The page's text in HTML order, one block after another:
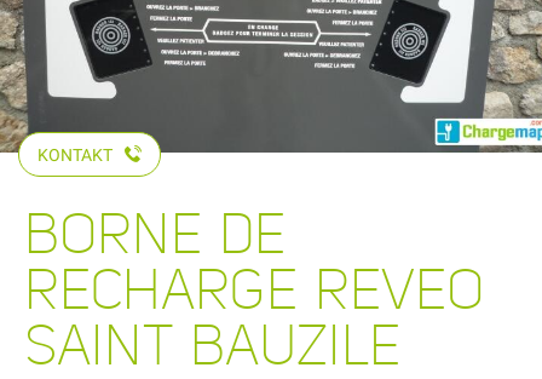
KONTAKT
BORNE DE
RECHARGE REVEO
SAINT BAUZILE